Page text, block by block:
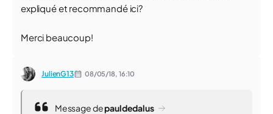
expliqué et recommandé ici?
Merci beaucoup!
JulienG13 08/05/18, 16:10
Message depauldedalus